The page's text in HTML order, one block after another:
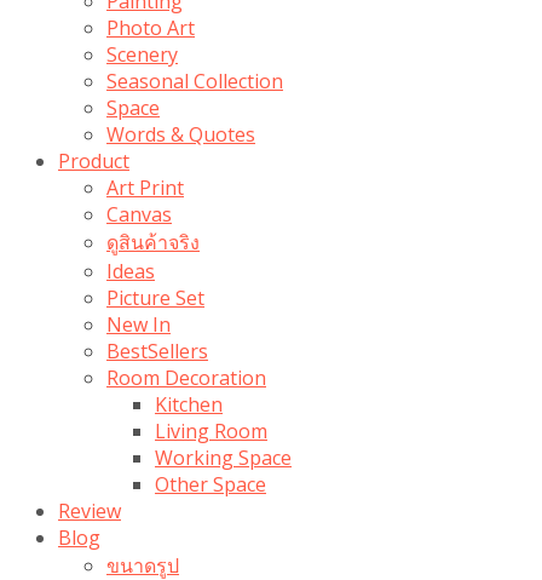
Photo Art
Scenery
Seasonal Collection
Space
Words & Quotes
Product
Art Print
Canvas
ดูสินค้าจริง
Ideas
Picture Set
New In
BestSellers
Room Decoration
Kitchen
Living Room
Working Space
Other Space
Review
Blog
ขนาดรูป